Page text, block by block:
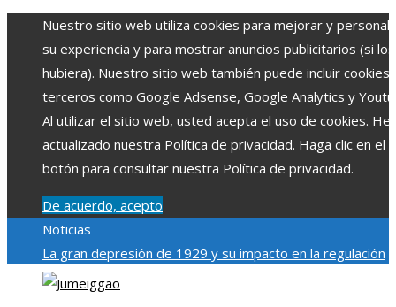
Nuestro sitio web utiliza cookies para mejorar y
su experiencia y para mostrar anuncios publicitarios (si los
hubiera). Nuestro sitio web también puede incluir cookies
terceros como Google Adsense, Google Analytics y
Al utilizar el sitio web, usted acepta el uso de cookies.
actualizado nuestra Política de privacidad. Haga clic en el
botón para consultar nuestra Política de privacidad.
De acuerdo, acepto
Noticias
La gran depresión de 1929 y su impacto en la regulación
bancariaLas 15 exploraciones espaciales que ampliaron